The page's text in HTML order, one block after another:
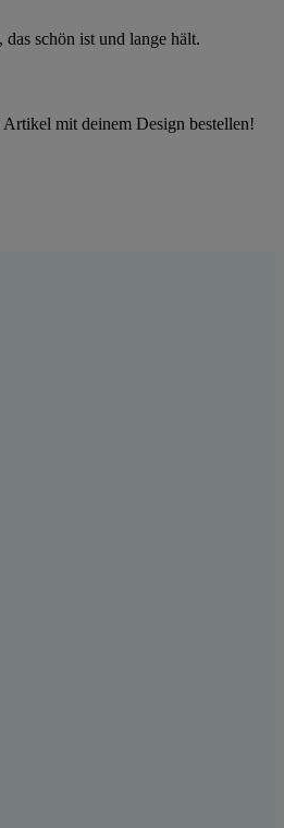
schön ist und lange hält.
mit deinem Design bestellen!